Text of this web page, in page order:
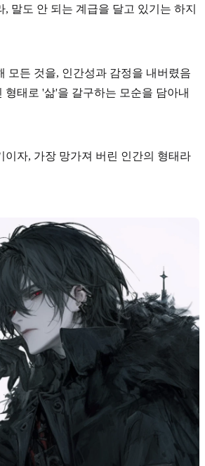
말도 안 되는 계급을 달고 있기는 하지
모든 것을, 인간성과 감정을 내버렸음
형태로 '삶'을 갈구하는 모순을 담아내
이자, 가장 망가져 버린 인간의 형태 라